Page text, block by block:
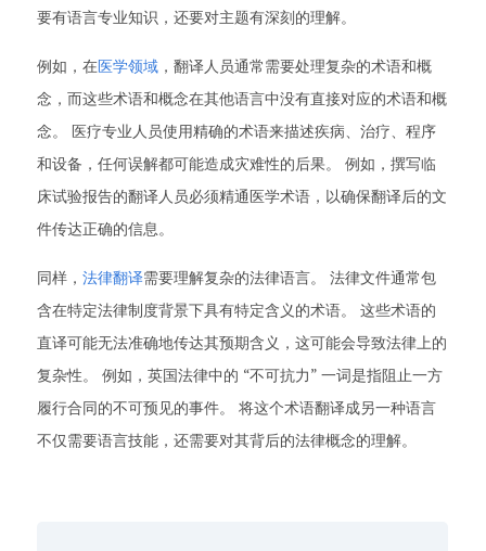
要有语言专业知识，还要对主题有深刻的理解。
例如，在医学领域 ，翻译人员通常需要处理复杂的术语和概
念，而这些术语和概念在其他语言中没有直接对应的术语和概
念。 医疗专业人员使用精确的术语来描述疾病、治疗、程序
和设备，任何误解都可能造成灾难性的后果。 例如，撰写临
床试验报告的翻译人员必须精通医学术语，以确保翻译后的文
件传达正确的信息。
同样， 法律翻译需要理解复杂的法律语言。 法律文件通常包
含在特定法律制度背景下具有特定含义的术语。 这些术语的
直译可能无法准确地传达其预期含义，这可能会导致法律上的
复杂性。 例如，英国法律中的 “不可抗力” 一词是指阻止一方
履行合同的不可预见的事件。 将这个术语翻译成另一种语言
不仅需要语言技能，还需要对其背后的法律概念的理解。